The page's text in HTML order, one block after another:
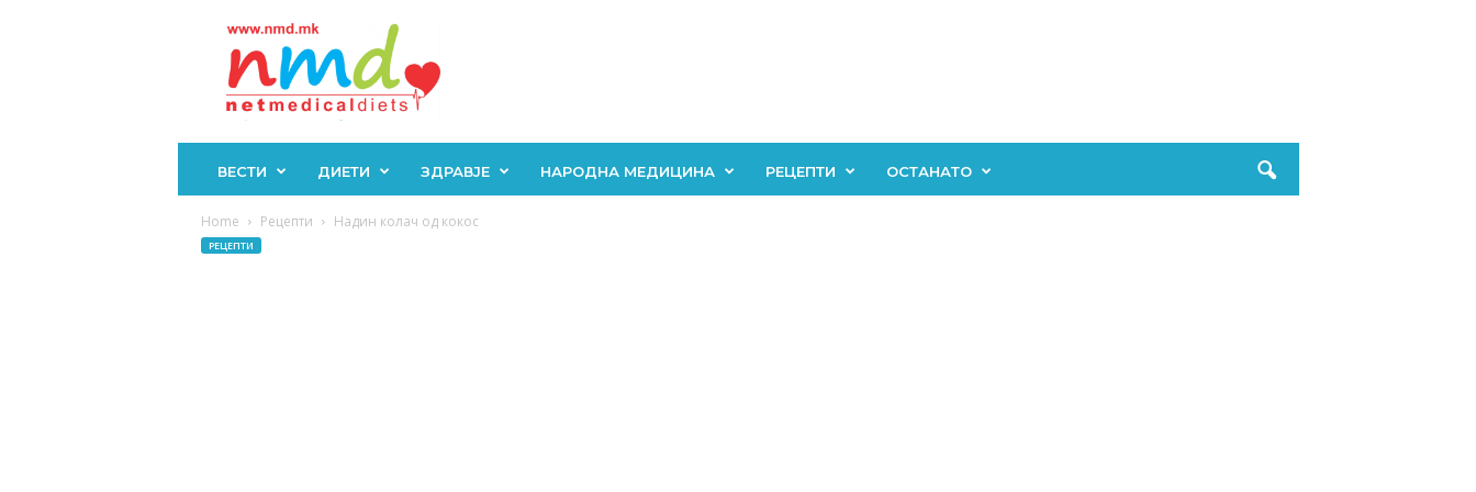
ВЕСТИ ДИЕТИ ЗДРАВЈЕ НАРОДНА МЕДИЦИНА РЕЦЕПТИ ОСТАНАТО
Home Рецепти Надин колач од кокос
РЕЦЕПТИ